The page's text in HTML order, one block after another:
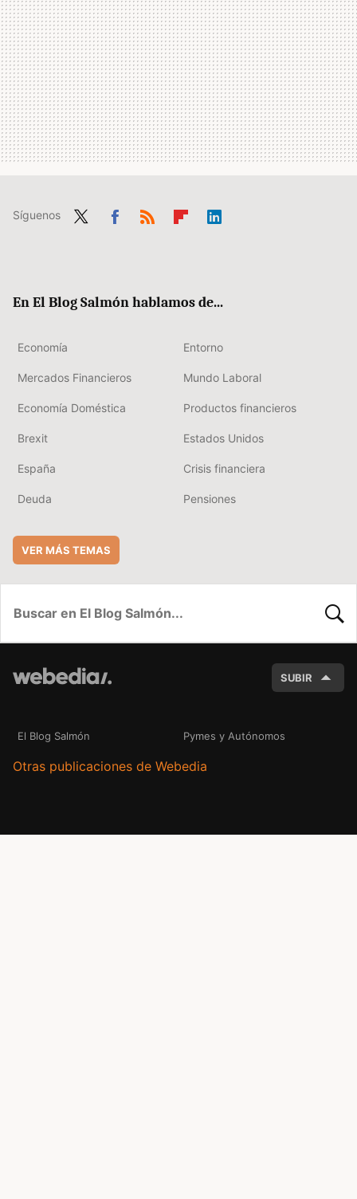
Síguenos
En El Blog Salmón hablamos de...
Economía Entorno
Mercados Financieros Mundo Laboral
Economía Doméstica Productos financieros
Brexit Estados Unidos
España Crisis financiera
Deuda Pensiones
VER MÁS TEMAS
SUBIR
El Blog Salmón Pymes y Autónomos
Otras publicaciones de Webedia